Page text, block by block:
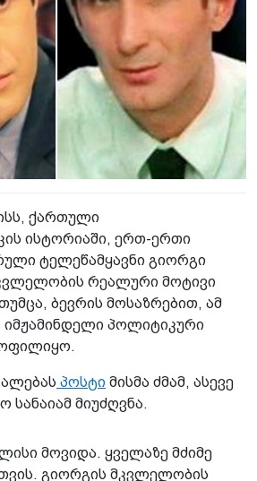
ქართული
ისტორიაში, ერთ-ერთი
ტელეწამყავნი გიორგი
რეალური მოტივი
ბევრის მოსაზრებით, ამ
იმჟამინდელი პოლიტიკური
პოსტი მისმა ძმამ, ასევე
სანაიამ მიუძღვნა.
მოვიდა. ყველაზე მძიმე
გიორგის მკვლელობის